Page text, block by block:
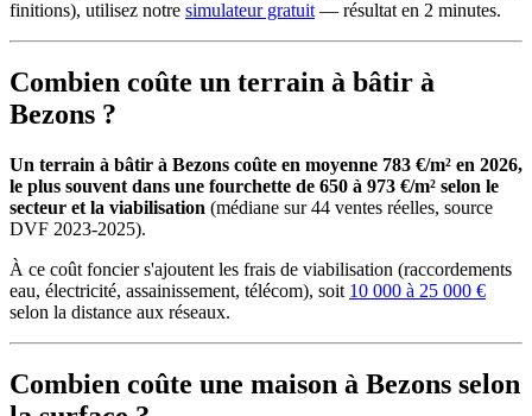
finitions), utilisez notre simulateur gratuit— résultat en 2 minutes.
Combien coûte un terrain à bâtir à
Bezons ?
Un terrain à bâtir à Bezons coûte en moyenne 783 €/m² en 2026,
le plus souvent dans une fourchette de 650 à 973 €/m² selon le
secteur et la viabilisation (médiane sur 44 ventes réelles, source
DVF 2023-2025).
À ce coût foncier s'ajoutent les frais de viabilisation (raccordements
eau, électricité, assainissement, télécom), soit 10 000 à 25 000 €
selon la distance aux réseaux.
Combien coûte une maison à Bezons selon